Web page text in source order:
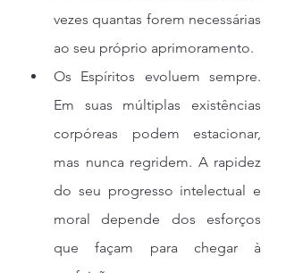
vezes quantas forem necessárias
ao seu próprio aprimoramento.
Os Espíritos evoluem sempre.
Em suas múltiplas existências
corpóreas podem estacionar,
mas nunca regridem. A rapidez
do seu progresso intelectual e
moral depende dos esforços
que façam para chegar à